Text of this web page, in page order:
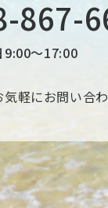
867-
9:00～17:00
軽にお問い合